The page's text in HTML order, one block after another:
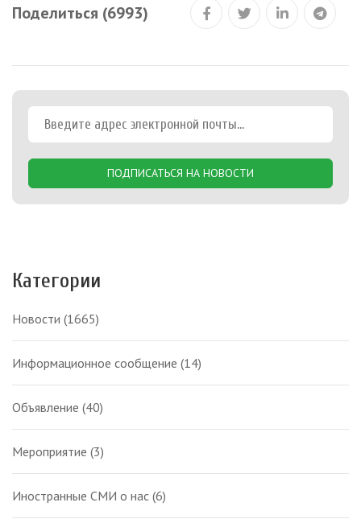
Поделиться (6993)
ПОДПИСАТЬСЯ НА НОВОСТИ
Категории
Новости (1665)
Информационное сообщение (14)
Объявление (40)
Мероприятие (3)
Иностранные СМИ о нас (6)